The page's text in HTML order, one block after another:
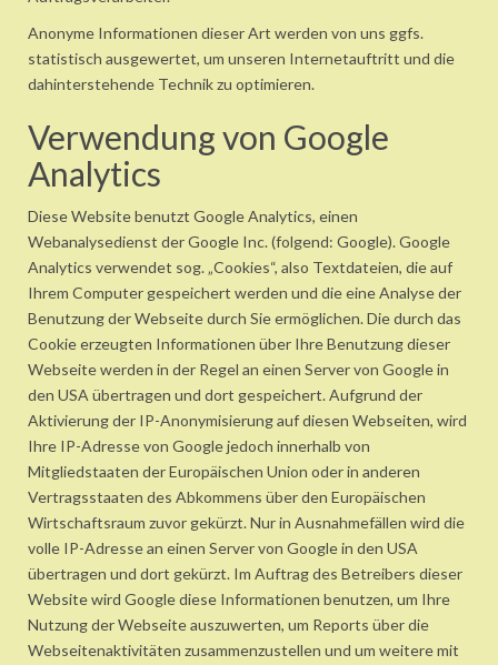
Anonyme Informationen dieser Art werden von uns ggfs.
statistisch ausgewertet, um unseren Internetauftritt und die
dahinterstehende Technik zu optimieren.
Verwendung von Google
Analytics
Diese Website benutzt Google Analytics, einen
Webanalysedienst der Google Inc. (folgend: Google). Google
Analytics verwendet sog. „Cookies“, also Textdateien, die auf
Ihrem Computer gespeichert werden und die eine Analyse der
Benutzung der Webseite durch Sie ermöglichen. Die durch das
Cookie erzeugten Informationen über Ihre Benutzung dieser
Webseite werden in der Regel an einen Server von Google in
den USA übertragen und dort gespeichert. Aufgrund der
Aktivierung der IP-Anonymisierung auf diesen Webseiten, wird
Ihre IP-Adresse von Google jedoch innerhalb von
Mitgliedstaaten der Europäischen Union oder in anderen
Vertragsstaaten des Abkommens über den Europäischen
Wirtschaftsraum zuvor gekürzt. Nur in Ausnahmefällen wird die
volle IP-Adresse an einen Server von Google in den USA
übertragen und dort gekürzt. Im Auftrag des Betreibers dieser
Website wird Google diese Informationen benutzen, um Ihre
Nutzung der Webseite auszuwerten, um Reports über die
Webseitenaktivitäten zusammenzustellen und um weitere mit